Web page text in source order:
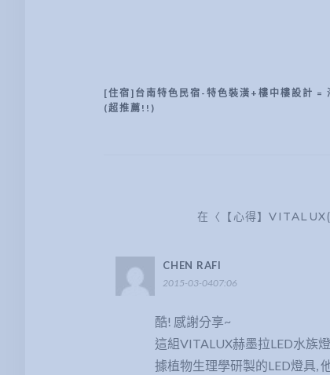
文
[住宿]台南特色民宿-特色裝潢+樓中樓設計 =
(超推薦!!)
在〈【心得】
CHEN RAFI
2015-03-0407:06
酷! 感謝分享~
這組VITALUX赫墨拉LED水族
據植物生理學研製的LED燈具,